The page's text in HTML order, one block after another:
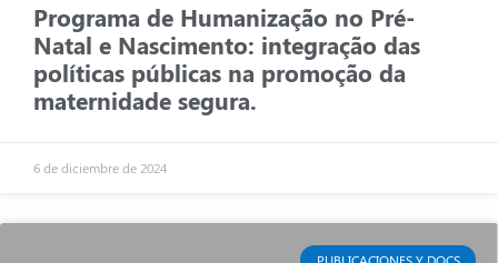
Programa de Humanização no Pré-
Natal e Nascimento: integração das
políticas públicas na promoção da
maternidade segura.
6 de diciembre de 2024